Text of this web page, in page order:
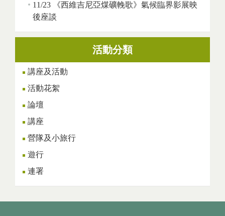
11/23 《西維吉尼亞煤礦輓歌》氣候臨界影展映
後座談
活動分類
講座及活動
活動花絮
論壇
講座
營隊及小旅行
遊行
連署